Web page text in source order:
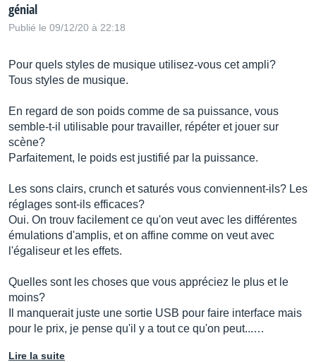
génial
Publié le 09/12/20 à 22:18
Pour quels styles de musique utilisez-vous cet ampli?
Tous styles de musique.
En regard de son poids comme de sa puissance, vous
semble-t-il utilisable pour travailler, répéter et jouer sur
scène?
Parfaitement, le poids est justifié par la puissance.
Les sons clairs, crunch et saturés vous conviennent-ils? Les
réglages sont-ils efficaces?
Oui. On trouv facilement ce qu'on veut avec les différentes
émulations d'amplis, et on affine comme on veut avec
l'égaliseur et les effets.
Quelles sont les choses que vous appréciez le plus et le
moins?
Il manquerait juste une sortie USB pour faire interface mais
pour le prix, je pense qu'il y a tout ce qu'on peut...…
Lire la suite